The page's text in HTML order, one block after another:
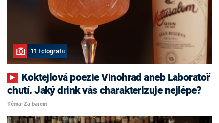
11 fotografií
chutí. Jaký drink vás charakterizuje nejlépe?
Téma: Za barem